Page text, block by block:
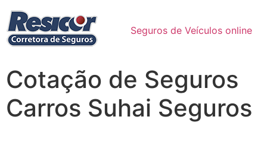
Seguros de Veículos online
Cotação de Seguros
Carros Suhai Seguros